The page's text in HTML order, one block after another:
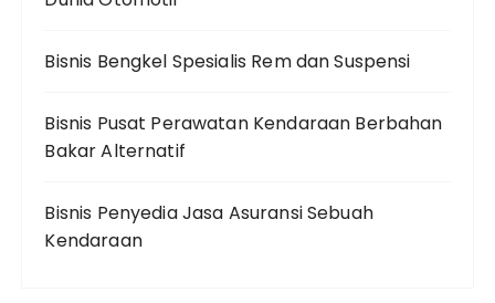
Bisnis Bengkel Spesialis Rem dan Suspensi
Bisnis Pusat Perawatan Kendaraan Berbahan
Bakar Alternatif
Bisnis Penyedia Jasa Asuransi Sebuah
Kendaraan